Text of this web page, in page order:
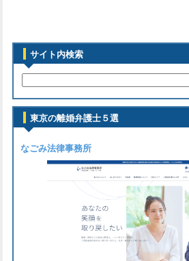
サイト内検索
東京の離婚弁護士５選
なごみ法律事務所